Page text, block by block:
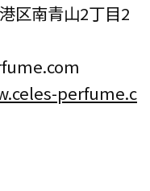
区南青山2丁目2
perfume.c